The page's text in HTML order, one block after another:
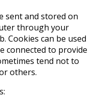
sent and stored on
through your
Cookies can be used
connected to provide
tend not to
others.